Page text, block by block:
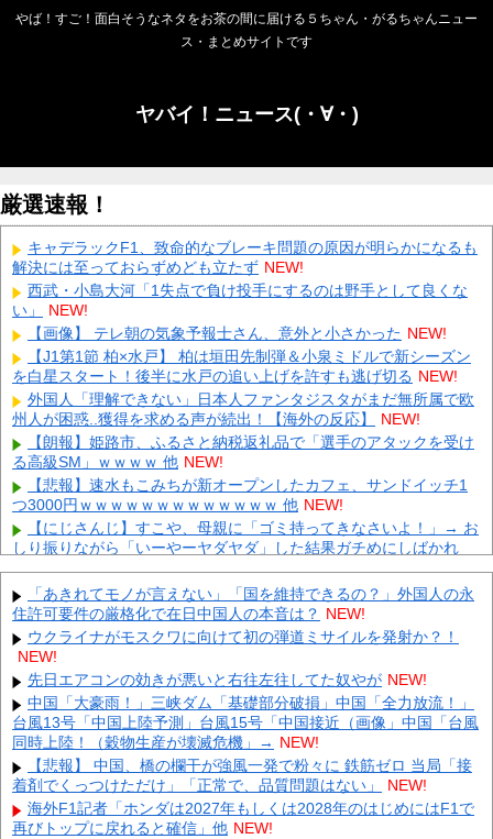
やば！すご！面白そうなネタをお茶の間に届ける５ちゃん・がるちゃんニュー
ス・まとめサイトです
ヤバイ！ニュース(・∀・)
厳選速報！
キャデラックF1、致命的なブレーキ問題の原因が明らかになるも
解決には至っておらずめども立たず NEW!
西武・小島大河「1失点で負け投手にするのは野手として良くな
い」
NEW!
【画像】 テレ朝の気象予報士さん、意外と小さかった NEW!
【J1第1節 柏×水戸】 柏は垣田先制弾＆小泉ミドルで新シーズン
を白星スタート！後半に水戸の追い上げを許すも逃げ切る NEW!
外国人「理解できない」日本人ファンタジスタがまだ無所属で欧
州人が困惑..獲得を求める声が続出！【海外の反応】
NEW!
【朗報】姫路市、ふるさと納税返礼品で「選手のアタックを受け
る高級SM」ｗｗｗｗ 他 NEW!
【悲報】速水もこみちが新オープンしたカフェ、サンドイッチ1
つ3000円ｗｗｗｗｗｗｗｗｗｗｗｗｗ 他 NEW!
【にじさんじ】すこや、母親に「ゴミ持ってきなさいよ！」→ お
しり振りながら「いーやーヤダヤダ」した結果ガチめにしばかれ
る... NEW!
【衝撃】カーミラかそれとも…！？悩む選択の結果がコチラ 他
NEW!
【試合後コメント】新庄監督｜楽天 19回戦｜コメントまとめ｜
8/9 他
【悲報】 大分県、ガチで逝く・・・・・・ NEW!
【悲報】 取引先専務「Aを20個注文する」 ぼく「いつも1～2個
しか使わないけど本当に20であってる？」 取専「あってる... NEW!
【画像】北朝鮮のビアガール、エッッッッッッッッッッッッッッ
ッッッ！ NEW!
【画像】 例の美人すぎるおにぎり屋さん、裏でおっさんが握って
いたｗｗｗｗｗｗｗｗｗｗｗｗｗｗｗｗｗ NEW!
元いいとも青年隊、中居正広の”素顔”を暴露
「あきれてモノが言えない」「国を維持できるの？」外国人の永
住許可要件の厳格化で在日中国人の本音は？ NEW!
ウクライナがモスクワに向けて初の弾道ミサイルを発射か？！
NEW!
先日エアコンの効きが悪いと右往左往してた奴やが NEW!
中国「大豪雨！」三峡ダム「基礎部分破損」中国「全力放流！」
台風13号「中国上陸予測」台風15号「中国接近（画像」中国「台風
同時上陸！（穀物生産が壊滅危機」→ NEW!
【悲報】 中国、橋の欄干が強風一発で粉々に 鉄筋ゼロ 当局「接
着剤でくっつけただけ」「正常で、品質問題はない」
NEW!
海外F1記者「ホンダは2027年もしくは2028年のはじめにはF1で
再びトップに戻れると確信」他 NEW!